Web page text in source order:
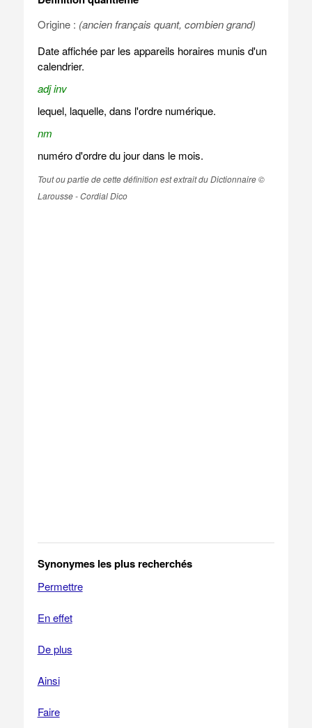
Origine : (ancien français quant, combien grand)
Date affichée par les appareils horaires munis d'un
calendrier.
adj inv
lequel, laquelle, dans l'ordre numérique.
nm
numéro d'ordre du jour dans le mois.
Tout ou partie de cette définition est extrait du Dictionnaire ©
Larousse - Cordial Dico
Synonymes les plus recherchés
Permettre
En effet
De plus
Ainsi
Faire